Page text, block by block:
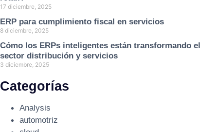
17 diciembre, 2025
ERP para cumplimiento fiscal en servicios
8 diciembre, 2025
Cómo los ERPs inteligentes están transformando el
sector distribución y servicios
3 diciembre, 2025
Categorías
Analysis
automotriz